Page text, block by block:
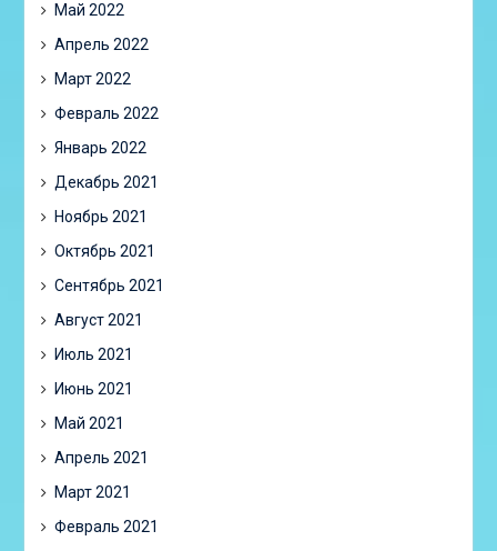
Май 2022
Апрель 2022
Март 2022
Февраль 2022
Январь 2022
Декабрь 2021
Ноябрь 2021
Октябрь 2021
Сентябрь 2021
Август 2021
Июль 2021
Июнь 2021
Май 2021
Апрель 2021
Март 2021
Февраль 2021